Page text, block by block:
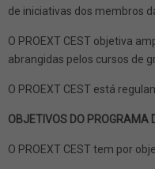
de iniciativas dos membros
O PROEXT CEST objetiva
abrangidas pelos cursos de
O PROEXT CEST está
OBJETIVOS DO PROGRAMA
O PROEXT CEST tem por